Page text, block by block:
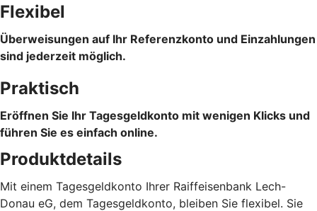
Flexibel
Überweisungen auf Ihr Referenzkonto und Einzahlungen
sind jederzeit möglich.
Praktisch
Eröffnen Sie Ihr Tagesgeldkonto mit wenigen Klicks und
führen Sie es einfach online.
Produktdetails
Mit einem Tagesgeldkonto Ihrer Raiffeisenbank Lech-
Donau eG, dem Tagesgeldkonto, bleiben Sie flexibel. Sie